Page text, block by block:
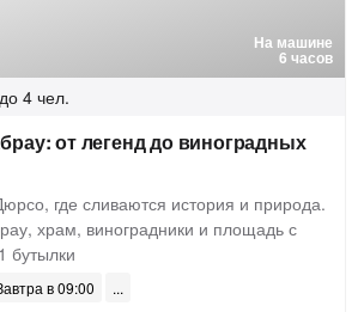
На машине
6 часов
до 4 чел.
от легенд до виноградных
где сливаются история и природа.
храм, виноградники и площадь с
бутылки
в 09:00